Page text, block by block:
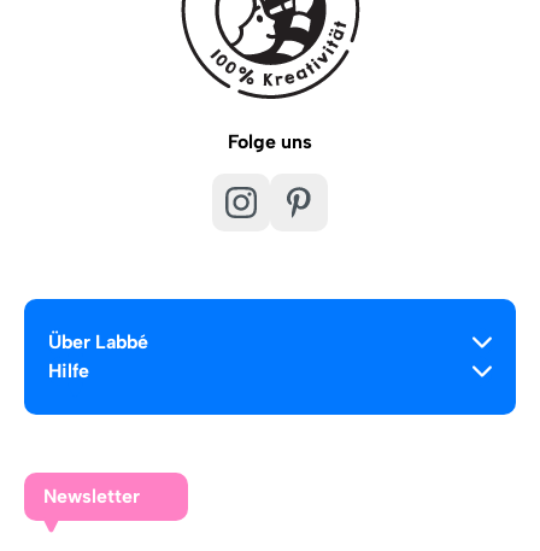
Folge uns
Über Labbé
Hilfe
Newsletter